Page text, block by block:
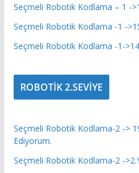
Seçmeli Robotik Kodlama – 1 -
Seçmeli Robotik Kodlama -1 -
Seçmeli Robotik Kodlama -1-
ROBOTİK 2.SEVİYE
Seçmeli Robotik Kodlama-2 ->
Ediyorum.
Seçmeli Robotik Kodlama-2 -